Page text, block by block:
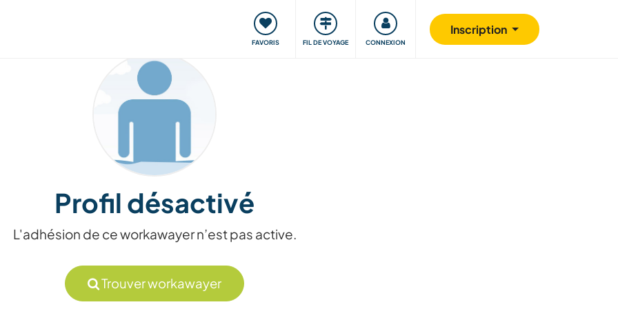
FAVORIS FIL DE VOYAGE CONNEXION
Inscription
Voyager, apprendre Communauté S'impliquer Sécurité
Profil désactivé
L'adhésion de ce workawayer n’est pas active.
Trouver workawayer